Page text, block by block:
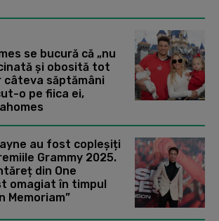
se bucură că „nu
și obosită tot
câteva săptămâni
o pe fiica ei,
au fost copleșiți
Grammy 2025.
din One
omagiat în timpul
Memoriam”